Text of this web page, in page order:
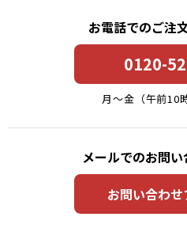
お電話でのご注
0120-
月〜金（午前10
メールでのお問
お問い合わ